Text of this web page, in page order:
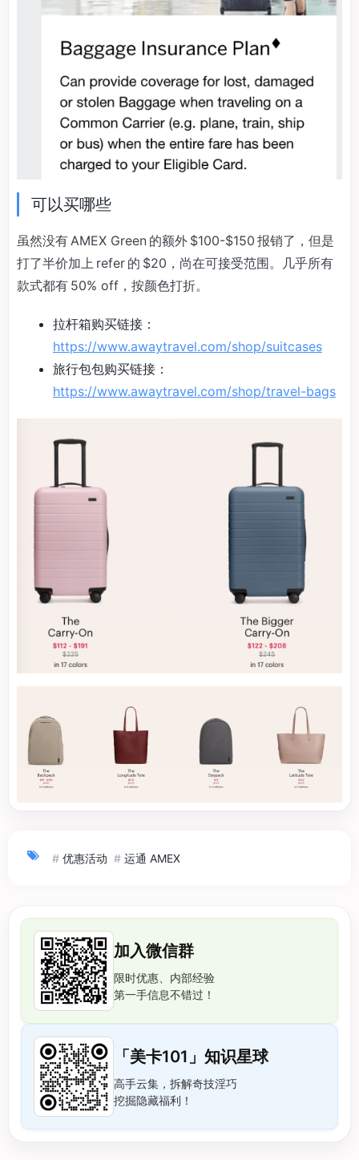
可以买哪些
虽然没有 AMEX Green 的额外 $100-$150 报销了，但是
打了半价加上 refer 的 $20，尚在可接受范围。几乎所有
款式都有 50% off，按颜色打折。
拉杆箱购买链接：
https://www.awaytravel.com/shop/suitcases
旅行包包购买链接：
https://www.awaytravel.com/shop/travel-bags
# 优惠活动 # 运通 AMEX
加入微信群
限时优惠、内部经验
第一手信息不错过！
「美卡101」知识星球
高手云集，拆解奇技淫巧
挖掘隐藏福利！